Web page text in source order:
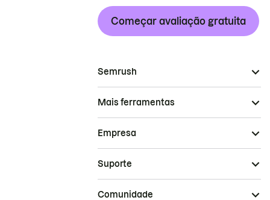
Começar avaliação gratuita
Semrush
Mais ferramentas
Empresa
Suporte
Comunidade